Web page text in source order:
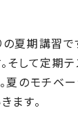
夏期講習で
そして定期
夏のモチベ
ます。